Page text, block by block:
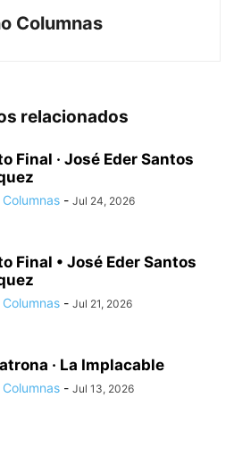
Columnas
relacionados
Final · José Eder Santos
- Jul 24, 2026
Final • José Eder Santos
- Jul 21, 2026
· La Implacable
- Jul 13, 2026